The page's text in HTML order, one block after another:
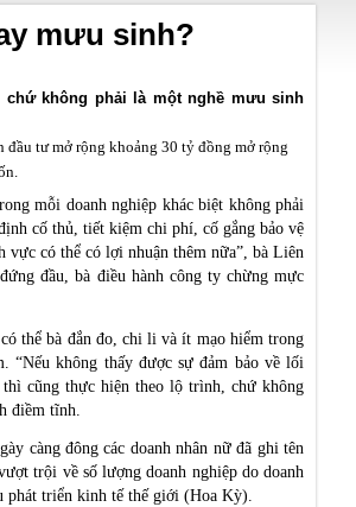
mưu sinh?
không phải là một nghề mưu sinh
tư mở rộng khoảng 30 tỷ đồng mở rộng
mỗi doanh nghiệp khác biệt không phải
cố thủ, tiết kiệm chi phí, cố gắng bảo vệ
có thể có lợi nhuận thêm nữa”, bà Liên
đầu, bà điều hành công ty chừng mực
thể bà đắn đo, chi li và ít mạo hiểm trong
“Nếu không thấy được sự đảm bảo về lối
cũng thực hiện theo lộ trình, chứ không
điềm tĩnh.
càng đông các doanh nhân nữ đã ghi tên
trội về số lượng doanh nghiệp do doanh
phát triển kinh tế thế giới (Hoa Kỳ).